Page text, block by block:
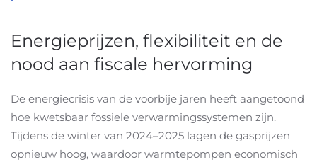
Energieprijzen, flexibiliteit en de
nood aan fiscale hervorming
De energiecrisis van de voorbije jaren heeft aangetoond
hoe kwetsbaar fossiele verwarmingssystemen zijn.
Tijdens de winter van 2024–2025 lagen de gasprijzen
opnieuw hoog, waardoor warmtepompen economisch